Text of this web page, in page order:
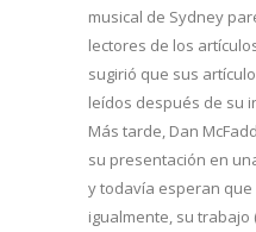
musical de Sydney
lectores de los
sugirió que sus
leídos después de su
Más tarde, Dan
su presentación en
y todavía esperan
igualmente, su trabajo